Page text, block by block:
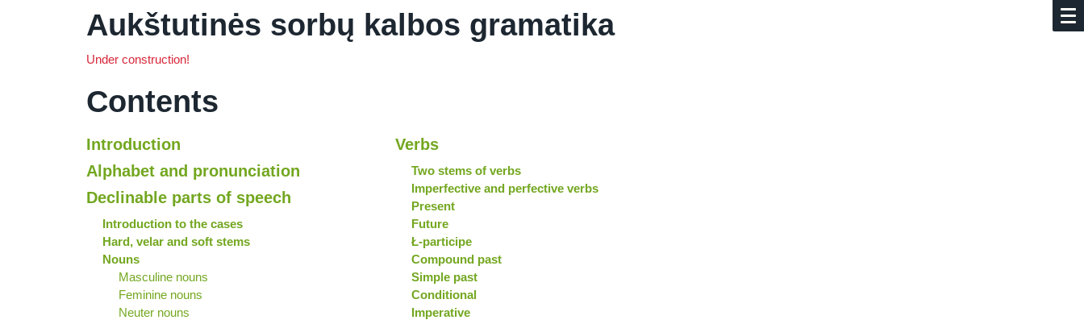
Aukštutinės sorbų kalbos gramatika
Under construction!
Contents
Introduction
Alphabet and pronunciation
Declinable parts of speech
Introduction to the cases
Hard, velar and soft stems
Nouns
Masculine nouns
Feminine nouns
Neuter nouns
Verbs
Two stems of verbs
Imperfective and perfective verbs
Present
Future
Ł-participe
Compound past
Simple past
Conditional
Imperative